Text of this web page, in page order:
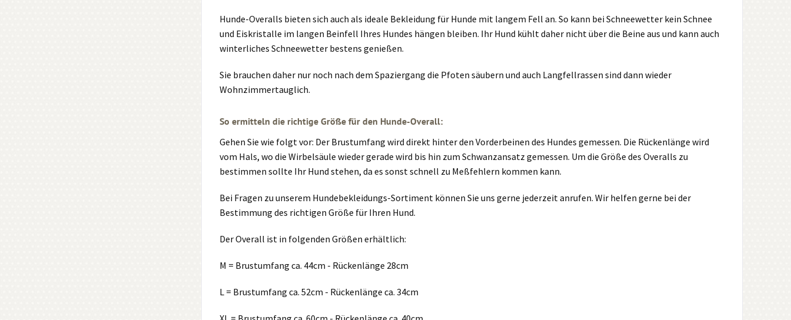
Hunde-Overalls bieten sich auch als ideale Bekleidung für Hunde mit langem Fell an. So kann bei Schneewetter kein Schnee
und Eiskristalle im langen Beinfell Ihres Hundes hängen bleiben. Ihr Hund kühlt daher nicht über die Beine aus und kann auch
winterliches Schneewetter bestens genießen.
Sie brauchen daher nur noch nach dem Spaziergang die Pfoten säubern und auch Langfellrassen sind dann wieder
Wohnzimmertauglich.
So ermitteln die richtige Größe für den Hunde-Overall:
Gehen Sie wie folgt vor: Der Brustumfang wird direkt hinter den Vorderbeinen des Hundes gemessen. Die Rückenlänge wird
vom Hals, wo die Wirbelsäule wieder gerade wird bis hin zum Schwanzansatz gemessen. Um die Größe des Overalls zu
bestimmen sollte Ihr Hund stehen, da es sonst schnell zu Meßfehlern kommen kann.
Bei Fragen zu unserem Hundebekleidungs-Sortiment können Sie uns gerne jederzeit anrufen. Wir helfen gerne bei der
Bestimmung des richtigen Größe für Ihren Hund.
Der Overall ist in folgenden Größen erhältlich:
M = Brustumfang ca. 44cm - Rückenlänge 28cm
L = Brustumfang ca. 52cm - Rückenlänge ca. 34cm